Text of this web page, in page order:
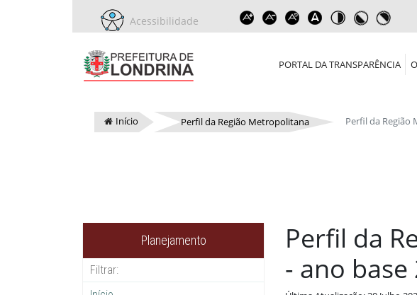
Acessibilidade
PORTAL DA TRANSPARÊNCIA
Início Perfil da Região Metropolitana Perfil da Região
Planejamento
Perfil da
- ano